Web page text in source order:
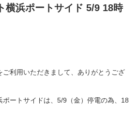
横浜ポートサイド 5/9 18時
利用いただきまして、ありがとうござ
ートサイドは、5/9（金）停電の為、18